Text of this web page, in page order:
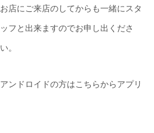
お店にご来店のしてからも一緒にスタ
ッフと出来ますのでお申し出くださ
い。
アンドロイドの方はこちらからアプリ